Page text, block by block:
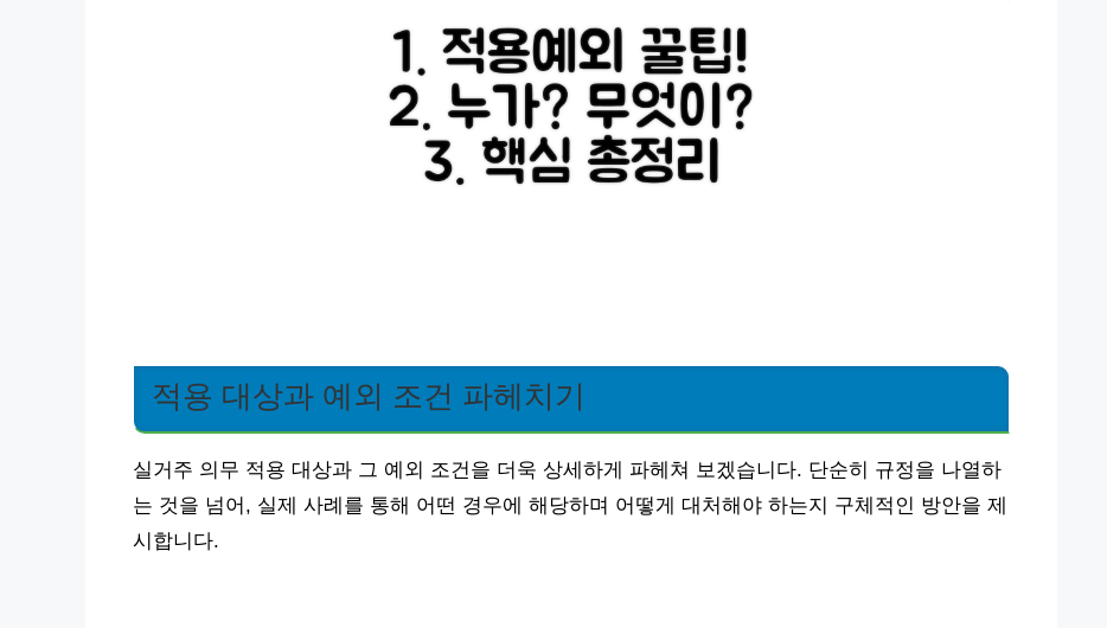
적용 대상과 예외 조건 파헤치기
실거주 의무 적용 대상과 그 예외 조건을 더욱 상세하게 파헤쳐 보겠습니다. 단순히 규정을 나열하
는 것을 넘어, 실제 사례를 통해 어떤 경우에 해당하며 어떻게 대처해야 하는지 구체적인 방안을 제
시합니다.